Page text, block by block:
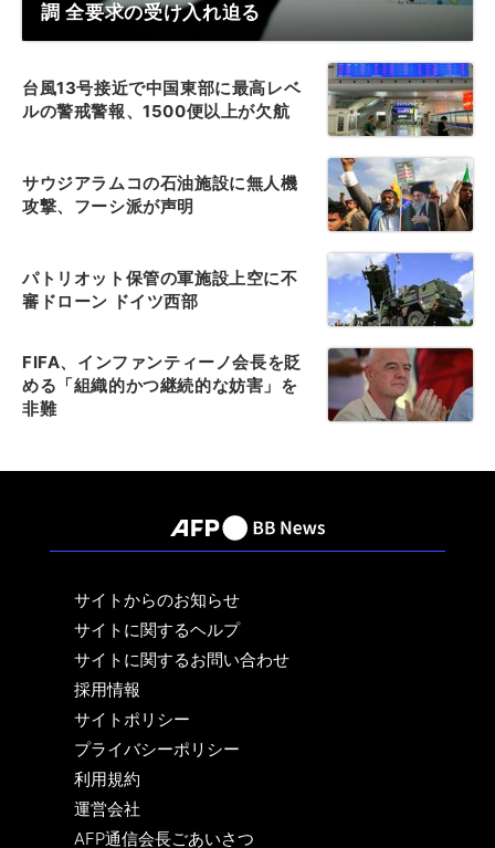
調 全要求の受け入れ迫る
台風13号接近で中国東部に最高レベ
ルの警戒警報、1500便以上が欠航
サウジアラムコの石油施設に無人機
攻撃、フーシ派が声明
パトリオット保管の軍施設上空に不
審ドローン ドイツ西部
FIFA、インファンティーノ会長を貶
める「組織的かつ継続的な妨害」を
非難
サイトからのお知らせ
サイトに関するヘルプ
サイトに関するお問い合わせ
採用情報
サイトポリシー
プライバシーポリシー
利用規約
運営会社
AFP通信会長ごあいさつ